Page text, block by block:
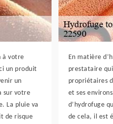
à votre
un produit
un
sur votre
La pluie va
de risque
En matière
prestataire
propriétaires
et ses
d’hydrofuge
de cela, il est